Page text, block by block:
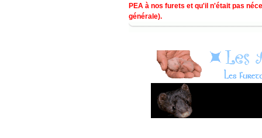
PEA à nos furets et qu'il n'était pas
générale).